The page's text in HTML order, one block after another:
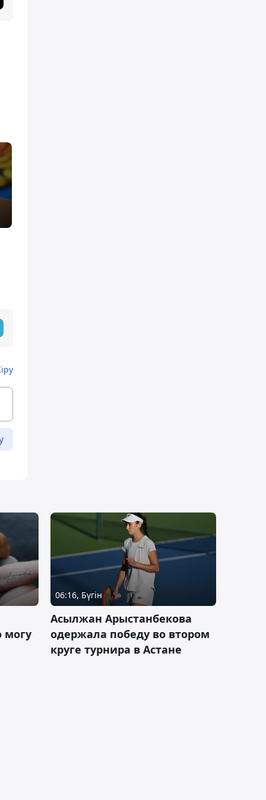
могу
06:16, Бүгін
Асылжан Арыстанбекова
одержала победу во втором
круге турнира в Астане